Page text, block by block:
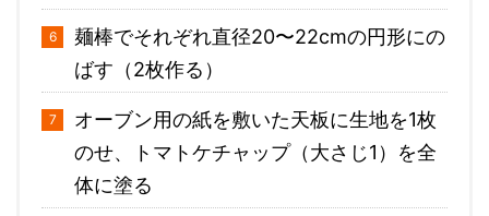
麺棒でそれぞれ直径20〜22cmの円形にの
ばす（2枚作る）
オーブン用の紙を敷いた天板に生地を1枚
のせ、トマトケチャップ（大さじ1）を全
体に塗る